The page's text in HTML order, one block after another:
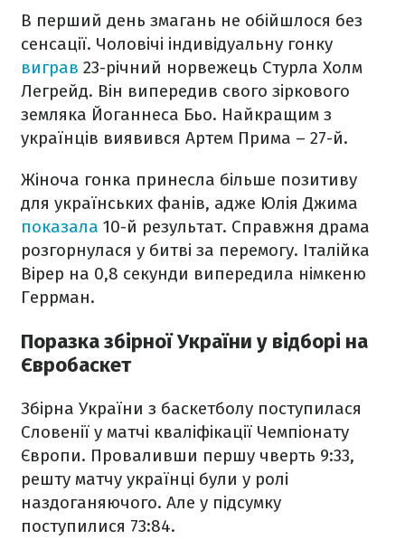
В перший день змагань не обійшлося без
сенсації. Чоловічі індивідуальну гонку
виграв 23-річний норвежець Стурла Холм
Легрейд. Він випередив свого зіркового
земляка Йоганнеса Бьо. Найкращим з
українців виявився Артем Прима – 27-й.
Жіноча гонка принесла більше позитиву
для українських фанів, адже Юлія Джима
показала 10-й результат. Справжня драма
розгорнулася у битві за перемогу. Італійка
Вірер на 0,8 секунди випередила німкеню
Геррман.
Поразка збірної України у відборі на
Євробаскет
Збірна України з баскетболу поступилася
Словенії у матчі кваліфікації Чемпіонату
Європи. Проваливши першу чверть 9:33,
решту матчу українці були у ролі
наздоганяючого. Але у підсумку
поступилися 73:84.